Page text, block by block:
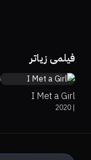
فیلمی زیاتر
I Met a Girl
|
2020